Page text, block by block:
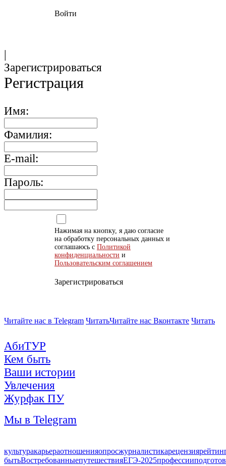
Войти
|
Зарегистрироваться
Регистрация
Имя:
Фамилия:
E-mail:
Пароль:
Нажимая на кнопку, я даю согласие
на обработку персональных данных и
соглашаюсь с Политикой
конфиденциальности и
Пользовательским соглашением
Зарегистрироваться
Читайте нас в Telegram ЧитатьЧитайте нас Вконтакте Читать
АбиТУР
Кем быть
Ваши истории
Увлечения
Журфак ПУ
Мы в Telegram
культуракарьераотношенияопросжурналистикарецензия
бытьВостребованныепутешествияЕГЭ-2025профессии